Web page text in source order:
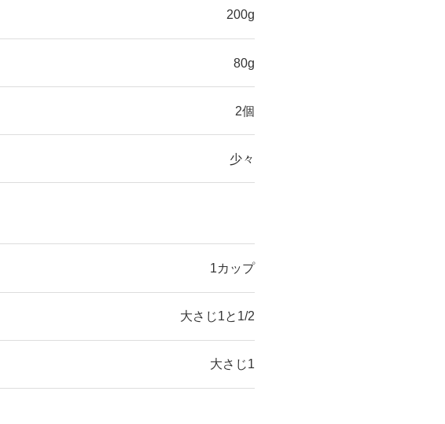
200g
80g
2個
少々
1カップ
大さじ1と1/2
大さじ1